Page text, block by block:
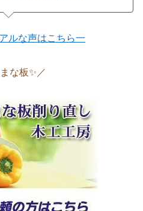
ルな声はこちら一
な板✨／